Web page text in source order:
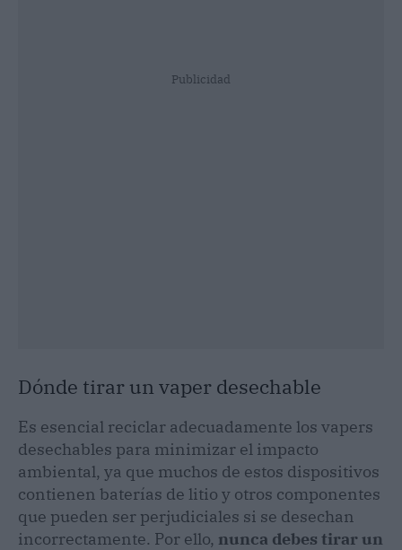
Publicidad
Dónde tirar un vaper desechable
Es esencial reciclar adecuadamente los vapers
desechables para minimizar el impacto
ambiental, ya que muchos de estos dispositivos
contienen baterías de litio y otros componentes
que pueden ser perjudiciales si se desechan
incorrectamente. Por ello, nunca debes tirar un